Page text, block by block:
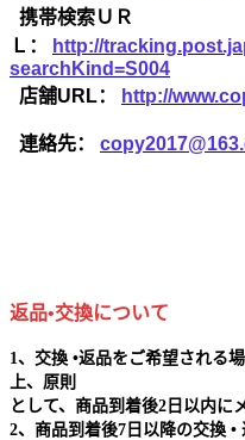
携帯検索ＵＲ
Ｌ：
http://
searchKind=S004
店舗URL：
http://
連絡先：
返品•交換について
1、交換 •返品をご希望される
上、原則
として、商品到着後2日以内に
2、商品到着後7日以降の交換